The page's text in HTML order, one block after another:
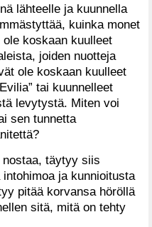
lähteelle ja kuunnella
kuinka monet
koskaan kuulleet
joiden nuotteja
ole koskaan kuulleet
tai kuunnelleet
levytystä. Miten voi
sen tunnetta
täytyy siis
ja kunnioitusta
pitää korvansa höröllä
sitä, mitä on tehty